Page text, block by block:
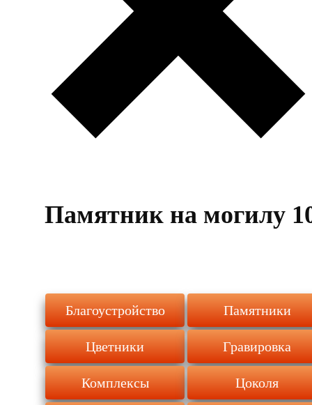
Памятник на могилу
Благоустройство Памятники
Цветники Гравировка
Комплексы Цоколя